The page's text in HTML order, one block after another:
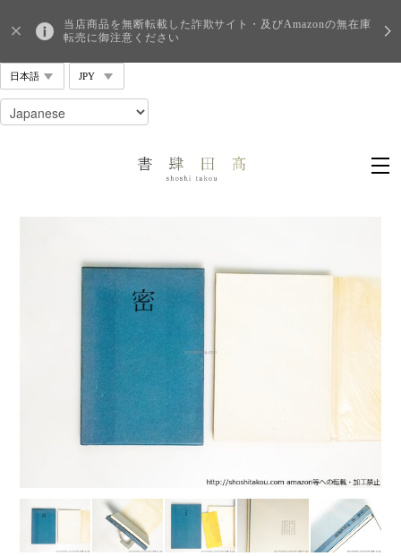
当店商品を無断転載した詐欺サイト・及びAmazonの無在庫
転売に御注意ください